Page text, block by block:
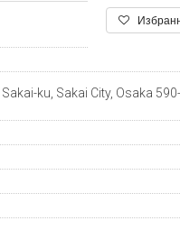
ku, Sakai City, Osaka